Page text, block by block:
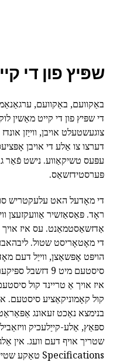
שפּיץ פון די
באַקוועם, באַקוועם,
צוגעשטעלט אויבן, ווייַזן
דערצו צו אַלע די אויבן
עפּעס טשיקאַווע. נישט פֿאַר
פּערסטידזשאַס.
די מאָדעל האט עלעקטריש
ראָד. פּאַסאַזשיר אַוועקזעצן
אַדזשאַסטמאַנט. עס איז אויך אַ
די מאָטאָריסט שטול.
הויפּט אָפּשאַצן, ווייַל דעם
סיסטעם מיט 9
איז אויך אַ טריינד קול
קול קאָמוניקאַציע סיסטעם.
בנימצא נאַכט זעאונג
ספּאַץ, אַלע-קייַלעכיק
Specifications טאַקע שטייט אויס. עס ס 'שווער נישט צו שטימען.